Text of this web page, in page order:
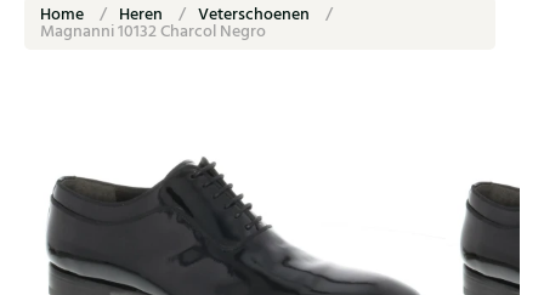
Home Heren Veterschoenen
Magnanni 10132 Charcol Negro